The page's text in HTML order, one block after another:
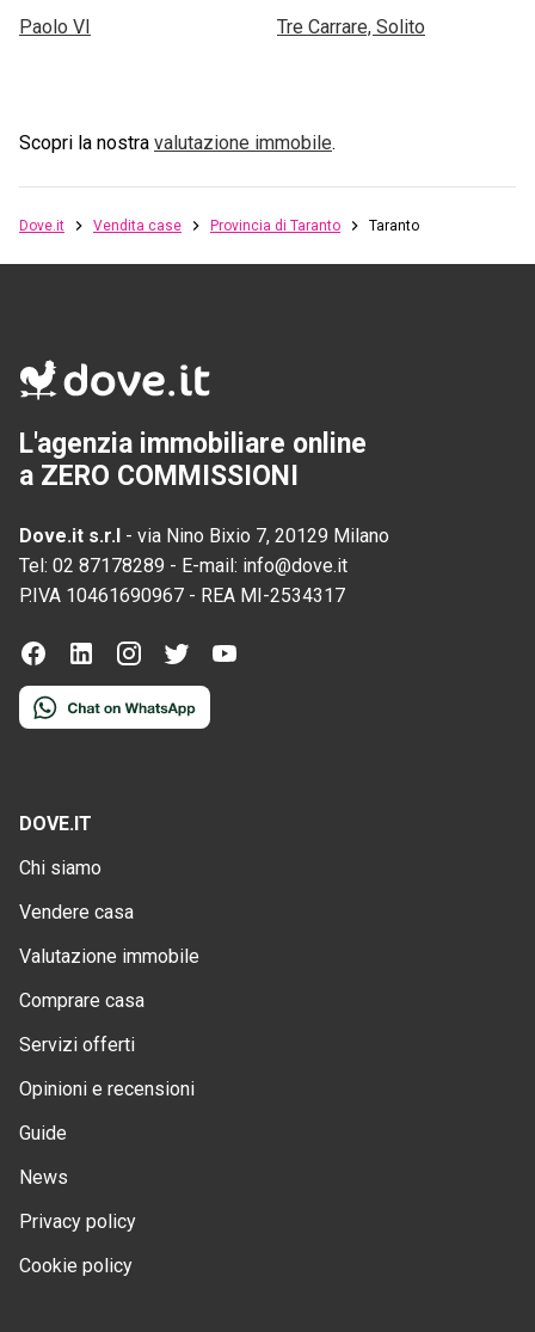
Paolo VI
Tre Carrare, Solito
Scopri la nostra valutazione immobile.
Dove.it Vendita case Provincia di Taranto Taranto
L'agenzia immobiliare online
a ZERO COMMISSIONI
Dove.it s.r.l - via Nino Bixio 7, 20129 Milano
Tel: 02 87178289 - E-mail: info@dove.it
P.IVA 10461690967 - REA MI-2534317
DOVE.IT
Chi siamo
Vendere casa
Valutazione immobile
Comprare casa
Servizi offerti
Opinioni e recensioni
Guide
News
Privacy policy
Cookie policy